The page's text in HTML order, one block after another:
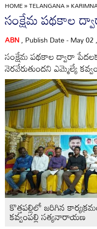
HOME»TELANGANA»
సంక్షేమ పథకాల
ABN, Publish Date - May
సంక్షేమ పథకాల ద్వారా పేదలకు
నెరవేరుతుందని ఎమ్మెల్యే
కొత్తపల్లిలో జరిగిన
కవ్వంపల్లి సత్యనారాయణ